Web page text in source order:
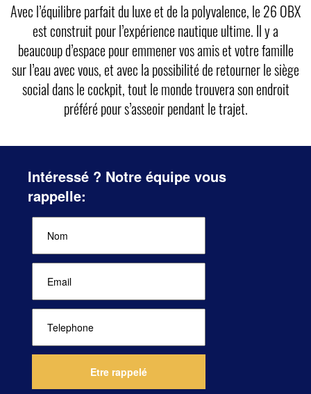
Avec l’équilibre parfait du luxe et de la polyvalence, le 26 OBX
est construit pour l’expérience nautique ultime. Il y a
beaucoup d’espace pour emmener vos amis et votre famille
sur l’eau avec vous, et avec la possibilité de retourner le siège
social dans le cockpit, tout le monde trouvera son endroit
préféré pour s’asseoir pendant le trajet.
Intéressé ? Notre équipe vous
rappelle: